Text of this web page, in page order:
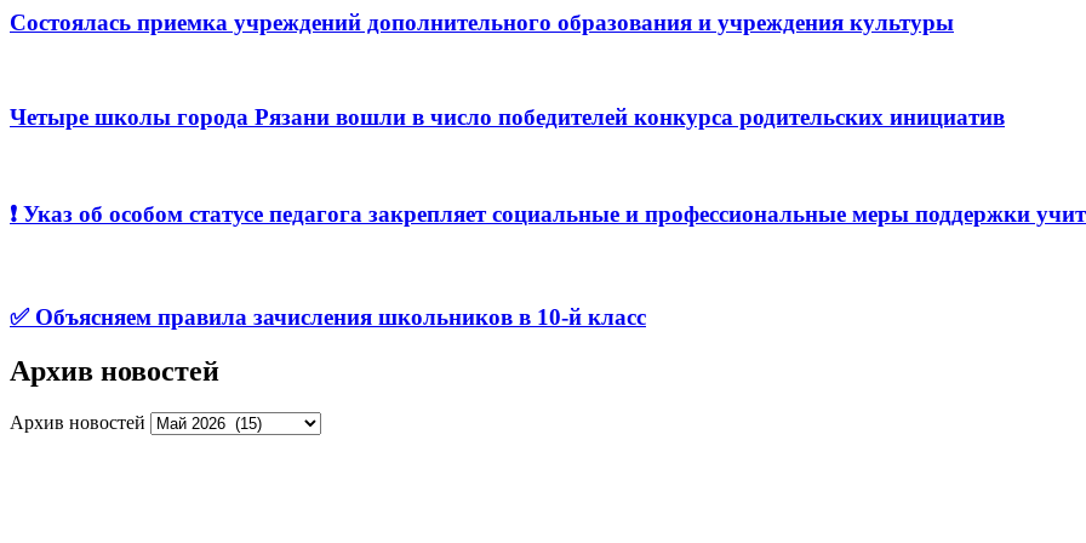
Состоялась приемка учреждений дополнительного образования и учреждения культуры
Четыре школы города Рязани вошли в число победителей конкурса родительских инициатив
❗️ Указ об особом статусе педагога закрепляет социальные и профессиональные меры поддержки
✅ Объясняем правила зачисления школьников в 10-й класс
Архив новостей
Архив новостей